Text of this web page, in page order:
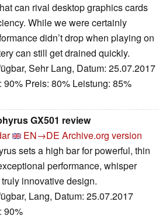
can rival desktop graphics cards
While we were certainly
didn’t drop when playing on
can still get drained quickly.
Sehr Lang, Datum: 25.07.2017
: 90% Preis: 80% Leistung: 85%
GX501 review
EN→DE Archive.org version
sets a high bar for powerful, thin
performance, whisper
innovative design.
Lang, Datum: 25.07.2017
: 90%